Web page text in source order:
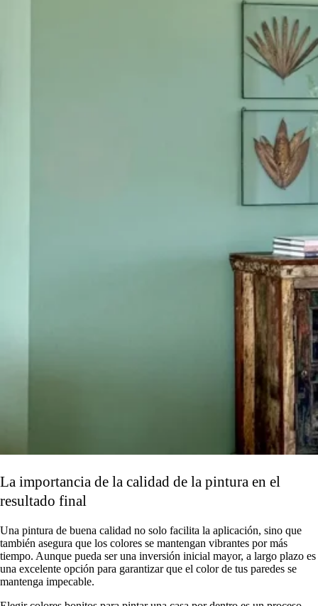
La importancia de la calidad de la pintura en el
resultado final
Una pintura de buena calidad no solo facilita la aplicación, sino que
también asegura que los colores se mantengan vibrantes por más
tiempo. Aunque pueda ser una inversión inicial mayor, a largo plazo es
una excelente opción para garantizar que el color de tus paredes se
mantenga impecable.